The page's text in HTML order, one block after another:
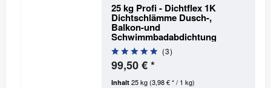
25 kg Profi - Dichtflex 1K
Dichtschlämme Dusch-,
Balkon-und
Schwimmbadabdichtung
(3)
99,50 € *
Inhalt 25 kg(3,98 € * / 1 kg)